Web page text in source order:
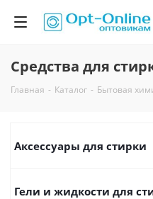
Средства для
Главная - Каталог - Бытовая
Аксессуары для стирки
Гели и жидкости для